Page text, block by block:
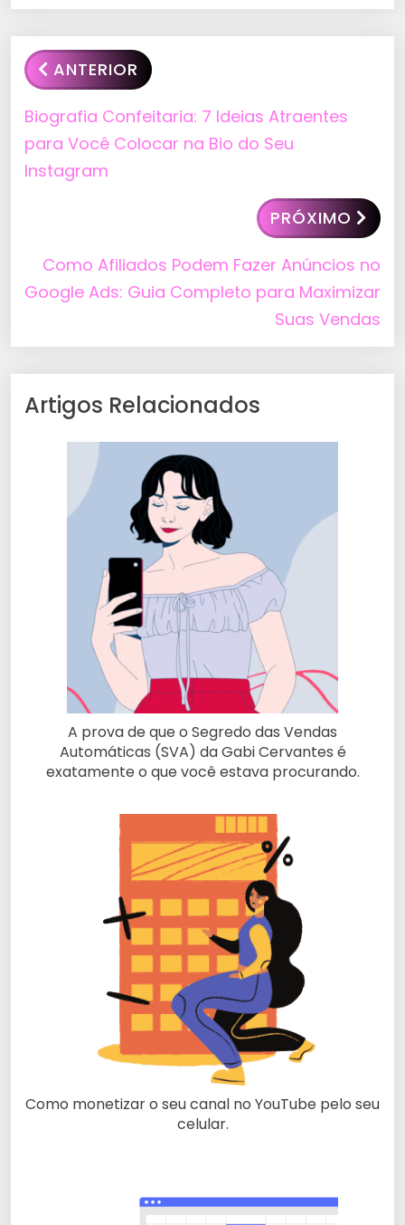
ANTERIOR
Biografia Confeitaria: 7 Ideias Atraentes
para Você Colocar na Bio do Seu
Instagram
PRÓXIMO
Como Afiliados Podem Fazer Anúncios no
Google Ads: Guia Completo para Maximizar
Suas Vendas
Artigos Relacionados
A prova de que o Segredo das Vendas
Automáticas (SVA) da Gabi Cervantes é
exatamente o que você estava procurando.
Como monetizar o seu canal no YouTube pelo seu
celular.